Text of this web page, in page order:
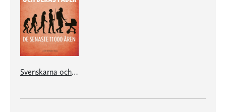
Svenskarna och deras fäder de senaste 11 000 åren